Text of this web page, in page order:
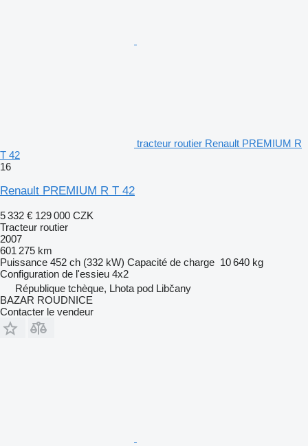
tracteur routier Renault PREMIUM R
T 42
16
Renault PREMIUM R T 42
5 332 € 129 000 CZK
Tracteur routier
2007
601 275 km
Puissance 452 ch (332 kW) Capacité de charge 10 640 kg
Configuration de l'essieu 4x2
République tchèque, Lhota pod Libčany
BAZAR ROUDNICE
Contacter le vendeur